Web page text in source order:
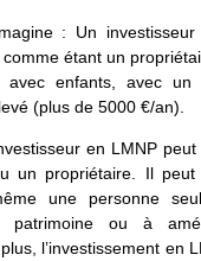
: Un investisseur
étant un
enfants, avec un
(plus de 5000 €/an).
en LMNP
un propriétaire. Il peut
une personne
patrimoine ou à
l’investissement en